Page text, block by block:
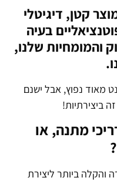
קטן, דיגיטלי
בעיה
והמומחיות שלנו,
מאוד נפוץ, אבל ישנם
ביצירתיות!
מתנה, או
והקלה ביותר ליצירת